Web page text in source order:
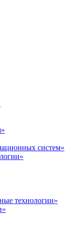
систем»
технологии»